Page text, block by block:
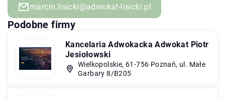
marcin.lisicki@adwokat-lisicki.pl
Podobne firmy
Kancelaria Adwokacka Adwokat Piotr
Jesiołowski
Wielkopolskie, 61-756 Poznań, ul. Małe
Garbary 8/B205